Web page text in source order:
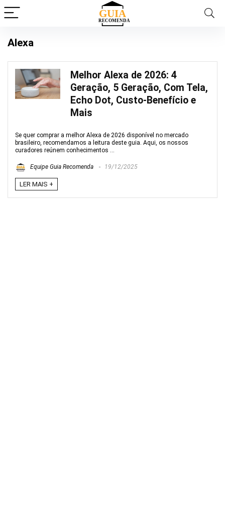
Alexa
Melhor Alexa de 2026: 4
Geração, 5 Geração, Com Tela,
Echo Dot, Custo-Benefício e
Mais
Se quer comprar a melhor Alexa de 2026 disponível no mercado
brasileiro, recomendamos a leitura deste guia. Aqui, os nossos
curadores reúnem conhecimentos ...
Equipe Guia Recomenda 19/12/2025
LER MAIS +